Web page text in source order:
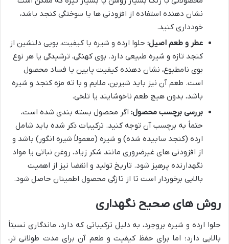
نشان دهنده استفاده از افزودنی ها یا سوختگی کنجد باشد،
خودداری کنید.
عطر و طعم اصیل: حلوا ارده و شیره با کیفیت، بویی دلنشین از
کنجد تازه و شیره طبیعی دارد. بوی کهنگی، ترشیدگی یا هر نوع
بوی نامطبوع، نشان دهنده کیفیت پایین یا فساد محصول
است. طعم آن نیز باید شیرین، ملایم و با ته مزه کنجد و شیره
باشد، بدون هیچ طعم ناخوشایند یا تلخی.
بررسی برچسب محصول: اگر محصول بسته بندی شده است،
حتماً به برچسب آن توجه کنید. ترکیبات ذکر شده باید شامل
ارده (کنجد سابیده شده) و شیره (معمولاً شیره انگور) باشد و
از افزودنی های غیرضروری مانند شکر زیاد، روغن نباتی یا مواد
نگهدارنده پرهیز شود. تاریخ تولید و انقضا نیز از اهمیت
بالایی برخوردار است تا از تازگی محصول اطمینان حاصل شود.
روش های صحیح نگهداری
حلوا ارده و شیره بروجرد، به دلیل ترکیباتی که دارد، ماندگاری نسبتاً
بالایی دارد؛ اما برای حفظ کیفیت و طعم آن برای مدت طولانی تر،